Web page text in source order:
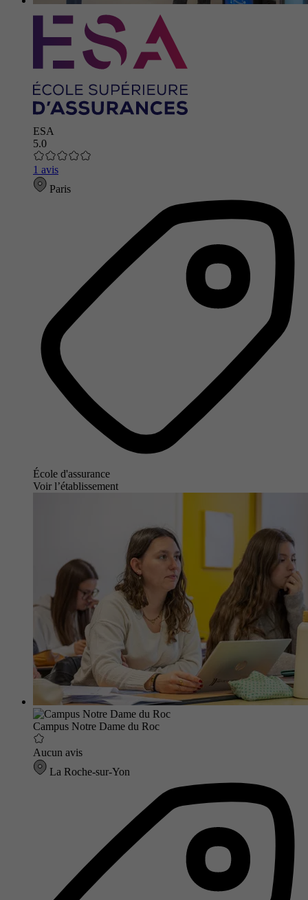
ESA
5.0
1 avis
Paris
École d'assurance
Voir l’établissement
Campus Notre Dame du Roc
Aucun avis
La Roche-sur-Yon